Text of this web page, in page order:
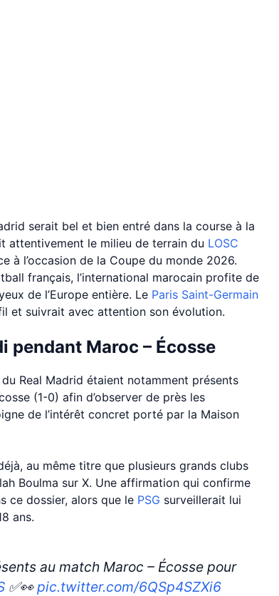
serait bel et bien entré dans la course à la
attentivement le milieu de terrain du LOSC
à l’occasion de la Coupe du monde 2026.
français, l’international marocain profite de
de l’Europe entière. Le Paris Saint-Germain
et suivrait avec attention son évolution.
pendant Maroc – Écosse
Real Madrid étaient notamment présents
(1-0) afin d’observer de près les
de l’intérêt concret porté par la Maison
au même titre que plusieurs grands clubs
Boulma sur X. Une affirmation qui confirme
ce dossier, alors que le PSG surveillerait lui
ans.
au match Maroc – Écosse pour
✅👀pic.twitter.com/6QSp4SZXi6